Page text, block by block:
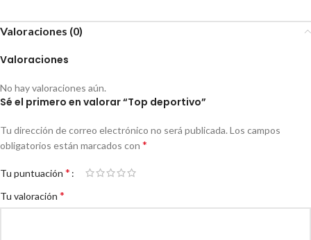
Valoraciones (0)
Valoraciones
No hay valoraciones aún.
Sé el primero en valorar “Top deportivo”
Tu dirección de correo electrónico no será publicada. Los campos
obligatorios están marcados con *
Tu puntuación *
Tu valoración *